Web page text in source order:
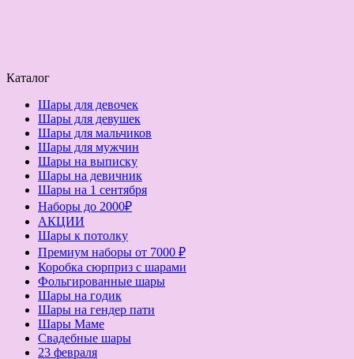
Каталог
Шары для девочек
Шары для девушек
Шары для мальчиков
Шары для мужчин
Шары на выписку
Шары на девичник
Шары на 1 сентября
Наборы до 2000₽
АКЦИИ
Шары к потолку
Премиум наборы от 7000 ₽
Коробка сюрприз с шарами
Фольгированные шары
Шары на годик
Шары на гендер пати
Шары Маме
Свадебные шары
23 февраля